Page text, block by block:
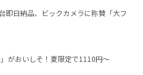
即日納品、ビックカメラに称賛「大フ
」がおいしそ！夏限定で1110円～